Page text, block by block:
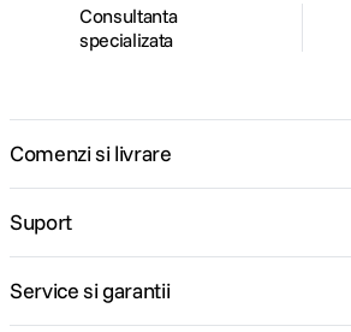
Consultanta
specializata
Comenzi si livrare
Suport
Service si garantii